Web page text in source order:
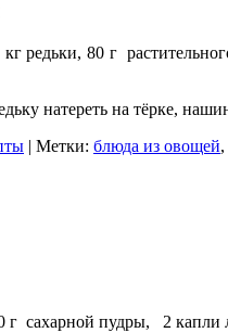
редьки, 80 г
натереть на тёрке,
| Метки: блюда из овощей,
г сахарной пудры, 2 капли